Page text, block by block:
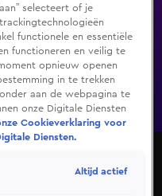
De Bondgenoten
selecteert of je
functionele en essentiële
functioneren en veilig te
opnieuw openen
in te trekken
aan de webpagina te
onze Digitale Diensten
Cookieverklaring voor
Diensten.
Altijd actief